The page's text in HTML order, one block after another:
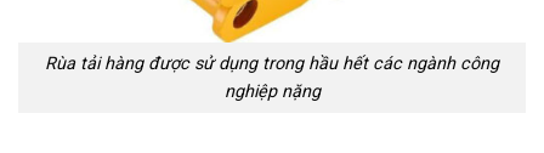
Rùa tải hàng được sử dụng trong hầu hết các ngành công
nghiệp nặng